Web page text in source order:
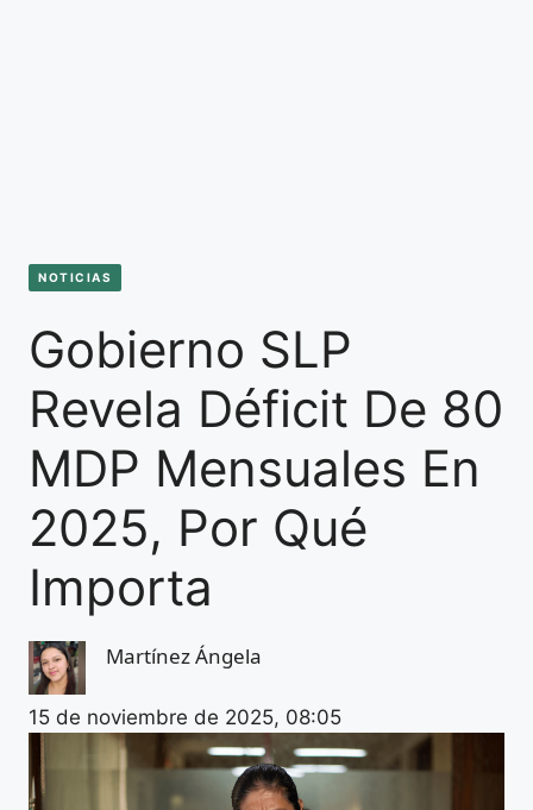
NOTICIAS
Gobierno SLP
Revela Déficit De 80
MDP Mensuales En
2025, Por Qué
Importa
Martínez Ángela
15 de noviembre de 2025, 08:05